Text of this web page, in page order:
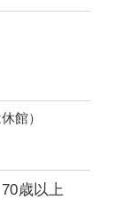
ダダ、シ
代の美術
わせて展
まらずそ
せます。
りに開催
館）
歳以上